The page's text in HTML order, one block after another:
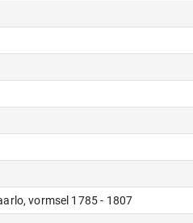
vormsel 1785 - 1807